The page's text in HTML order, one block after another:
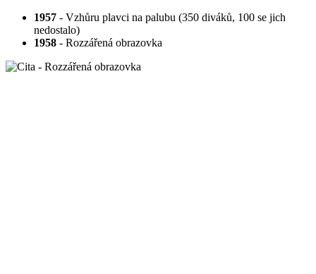
1957 - Vzhůru plavci na palubu (350 diváků, 100 se jich
nedostalo)
1958 - Rozzářená obrazovka